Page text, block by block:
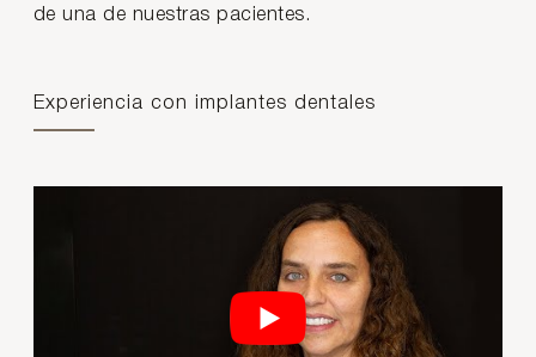
de una de nuestras pacientes.
Experiencia con implantes dentales